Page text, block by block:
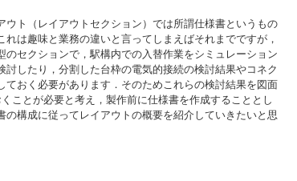
ウト（レイアウトセクション）では所謂仕様書というもの
れは趣味と業務の違いと言ってしまえばそれまでですが，
のセクションで，駅構内での入替作業をシミュレーション
討したり，分割した台枠の電気的接続の検討結果やコネク
ておく必要があります．そのためこれらの検討結果を図面
ことが必要と考え，製作前に仕様書を作成することとし
の構成に従ってレイアウトの概要を紹介していきたいと思